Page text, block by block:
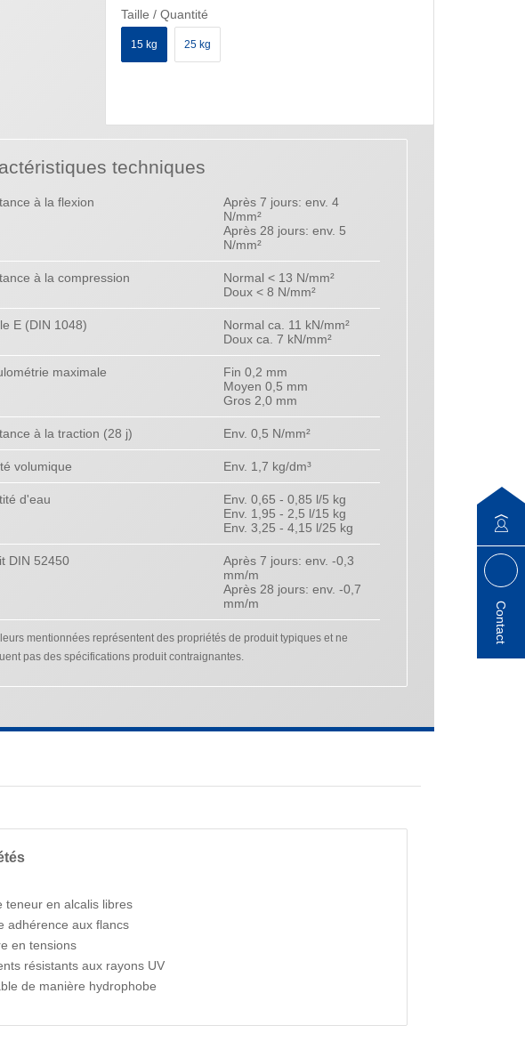
Taille / Quantité
15 kg 25 kg
techniques
à la flexion
Après 7 jours: env. 4
N/mm²
Après 28 jours: env. 5
N/mm²
à la compression
Normal < 13 N/mm²
Doux < 8 N/mm²
E (DIN 1048)
Normal ca. 11 kN/mm²
Doux ca. 7 kN/mm²
maximale
Fin 0,2 mm
Moyen 0,5 mm
Gros 2,0 mm
à la traction (28 j) Env. 0,5 N/mm²
volumique Env. 1,7 kg/dm³
d'eau
Env. 0,65 - 0,85 l/5 kg
Env. 1,95 - 2,5 l/15 kg
Env. 3,25 - 4,15 l/25 kg
DIN 52450
Après 7 jours: env. -0,3
mm/m
Après 28 jours: env. -0,7
mm/m
mentionnées représentent des propriétés de produit typiques et ne
pas des spécifications produit contraignantes.
teneur en alcalis libres
adhérence aux flancs
en tensions
résistants aux rayons UV
de manière hydrophobe
Contact